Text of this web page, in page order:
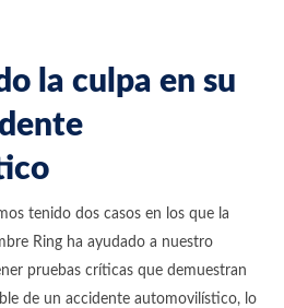
la culpa en su
tenido dos casos en los que la
Ring ha ayudado a nuestro
pruebas críticas que demuestran
de un accidente automovilístico, lo